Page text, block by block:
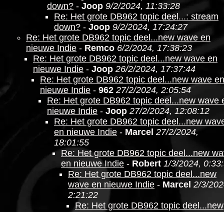
down? - Joop 9/2/2024, 11:33:28
Re: Het grote DB962 topic deel...: stream
down? - Joop 9/2/2024, 17:24:27
Re: Het grote DB962 topic deel...new wave en
nieuwe Indie - Remco 6/2/2024, 17:38:23
Re: Het grote DB962 topic deel...new wave en
nieuwe Indie - Joop 26/2/2024, 17:37:44
Re: Het grote DB962 topic deel...new wave en
nieuwe Indie - 962 27/2/2024, 2:05:54
Re: Het grote DB962 topic deel...new wave
nieuwe Indie - Joop 27/2/2024, 12:08:12
Re: Het grote DB962 topic deel...new
en nieuwe Indie - Marcel 27/2/2024,
18:01:55
Re: Het grote DB962 topic deel...new
en nieuwe Indie - Robert 1/3/2024,
Re: Het grote DB962 topic deel...new
wave en nieuwe Indie - Marcel 2/3/
2:21:22
Re: Het grote DB962 topic deel...new